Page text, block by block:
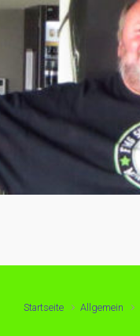
Startseite Allgemein